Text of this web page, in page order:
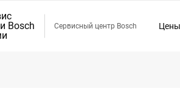
Сервисный центр Bosch Цены